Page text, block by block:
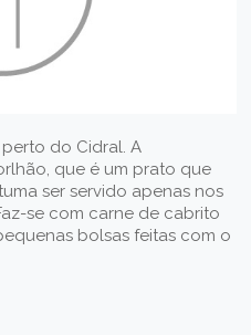
do Cidral. A
que é um prato que
ser servido apenas nos
se com carne de cabrito
bolsas feitas com o